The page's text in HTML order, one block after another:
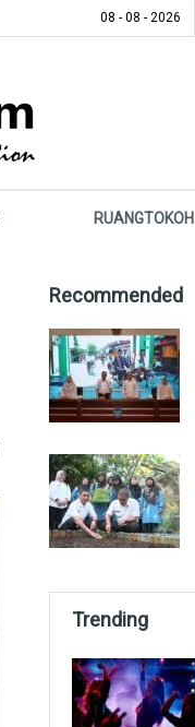
08 - 08 - 2026
RUANGTOKOH
Recommended
Trending